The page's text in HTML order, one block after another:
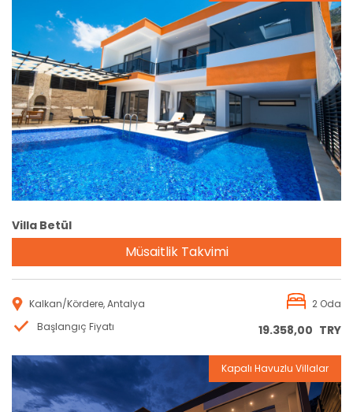
Rezervasyon
Villa Betül
Müsaitlik Takvimi
Kalkan/Kördere, Antalya
2 Oda
Başlangıç Fiyatı
19.358,00 TRY
Kapalı Havuzlu Villalar